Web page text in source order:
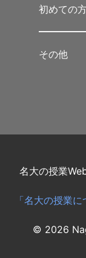
初めての
その他
名大の授業
「名大の授業に
© 2026